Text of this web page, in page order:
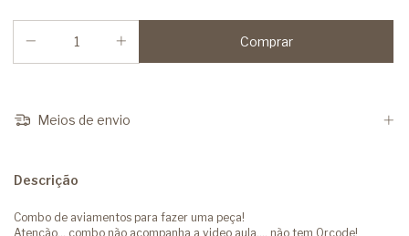
Meios de envio
Descrição
Combo de aviamentos para fazer uma peça!
Atenção... combo não acompanha a video aula.... não tem Qrcode!